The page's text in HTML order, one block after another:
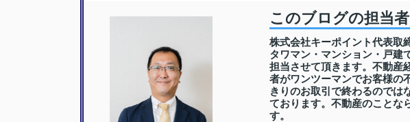
このブログの担当
株式会社キーポイント代表取
タワマン・マンション・戸建
担当させて頂きます。不動産
者がワンツーマンでお客様の
きりのお取引で終わるのでは
ております。不動産のことな
す。